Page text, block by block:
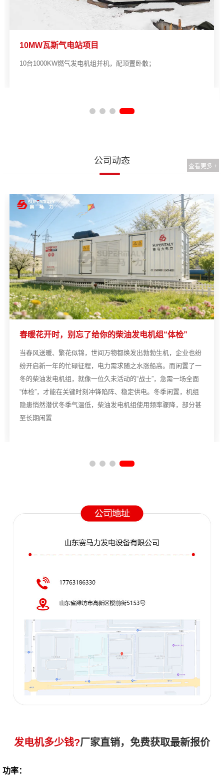
10MW瓦斯气电站项目
10台1000KW燃气发电机组并机，配顶置卧散；
公司动态
查看更多 +
春暖花开时，别忘了给你的柴油发电机组“体检”
当春风送暖、繁花似锦，世间万物都焕发出勃勃生机，企业也纷
纷开启新一年的忙碌征程，电力需求随之水涨船高。而闲置了一
冬的柴油发电机组，就像一位久未活动的“战士”，急需一场全面
“体检”，才能在关键时刻冲锋陷阵、稳定供电。冬季闲置，机组
隐患悄然潜伏冬季气温低，柴油发电机组使用频率骤降，部分甚
至长期闲置
发电机多少钱?厂家直销，免费获取最新报价
功率：